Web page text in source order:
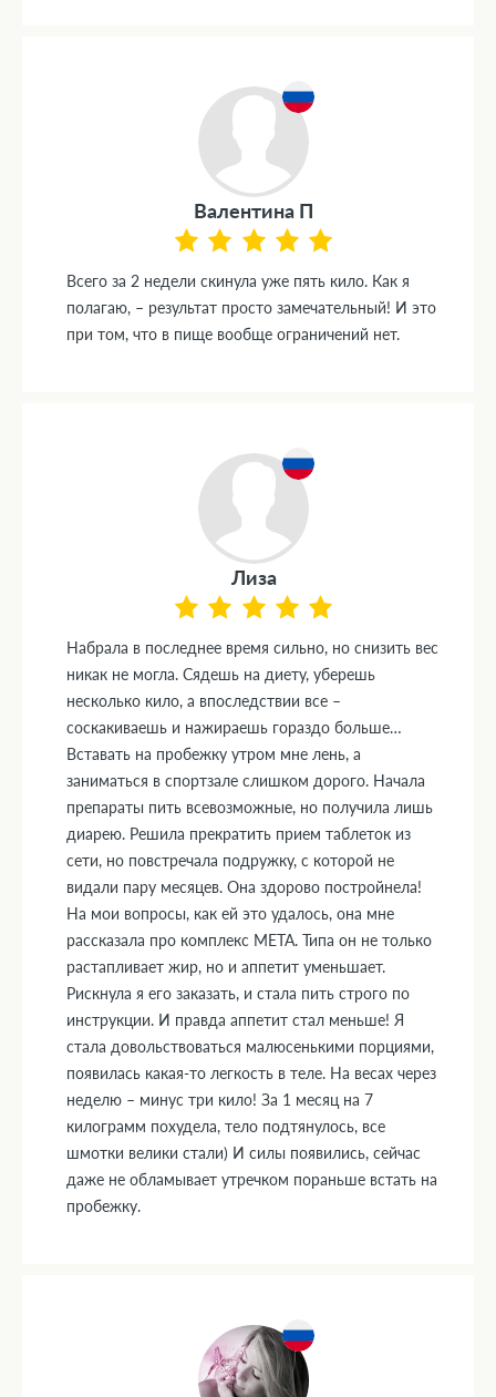
Валентина П
Всего за 2 недели скинула уже пять кило. Как я
полагаю, – результат просто замечательный! И это
при том, что в пище вообще ограничений нет.
Лиза
Набрала в последнее время сильно, но снизить вес
никак не могла. Сядешь на диету, уберешь
несколько кило, а впоследствии все –
соскакиваешь и нажираешь гораздо больше…
Вставать на пробежку утром мне лень, а
заниматься в спортзале слишком дорого. Начала
препараты пить всевозможные, но получила лишь
диарею. Решила прекратить прием таблеток из
сети, но повстречала подружку, с которой не
видали пару месяцев. Она здорово постройнела!
На мои вопросы, как ей это удалось, она мне
рассказала про комплекс МЕТА. Типа он не только
растапливает жир, но и аппетит уменьшает.
Рискнула я его заказать, и стала пить строго по
инструкции. И правда аппетит стал меньше! Я
стала довольствоваться малюсенькими порциями,
появилась какая-то легкость в теле. На весах через
неделю – минус три кило! За 1 месяц на 7
килограмм похудела, тело подтянулось, все
шмотки велики стали) И силы появились, сейчас
даже не обламывает утречком пораньше встать на
пробежку.